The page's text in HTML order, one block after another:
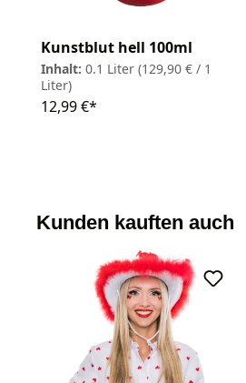
Kunstblut hell 100ml
Inhalt: 0.1 Liter (129,90 € / 1
Liter)
12,99 €*
Kunden kauften auch